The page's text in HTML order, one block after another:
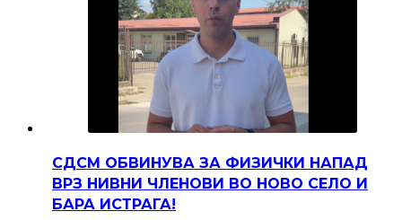
СДСМ ОБВИНУВА ЗА ФИЗИЧКИ НАПАД
ВРЗ НИВНИ ЧЛЕНОВИ ВО НОВО СЕЛО И
БАРА ИСТРАГА!